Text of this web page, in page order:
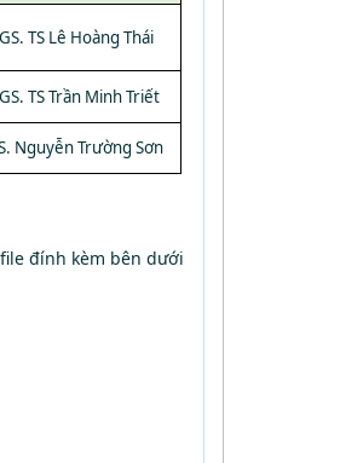
TS Lê Hoàng Thái
TS Trần Minh Triết
Nguyễn Trường Sơn
đính kèm bên dưới